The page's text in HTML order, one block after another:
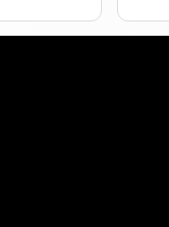
ראם הסביר